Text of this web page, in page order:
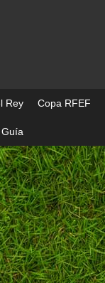
Rey Copa RFEF
Guía